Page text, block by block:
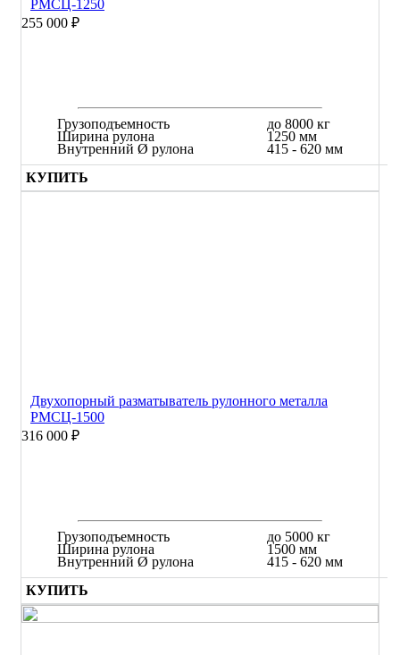
РМСЦ-1250
255 000 ₽
Грузоподъемность
Ширина рулона
Внутренний Ø рулона
до 8000 кг
1250 мм
415 - 620 мм
КУПИТЬ
Двухопорный разматыватель рулонного металла
РМСЦ-1500
316 000 ₽
Грузоподъемность
Ширина рулона
Внутренний Ø рулона
до 5000 кг
1500 мм
415 - 620 мм
КУПИТЬ